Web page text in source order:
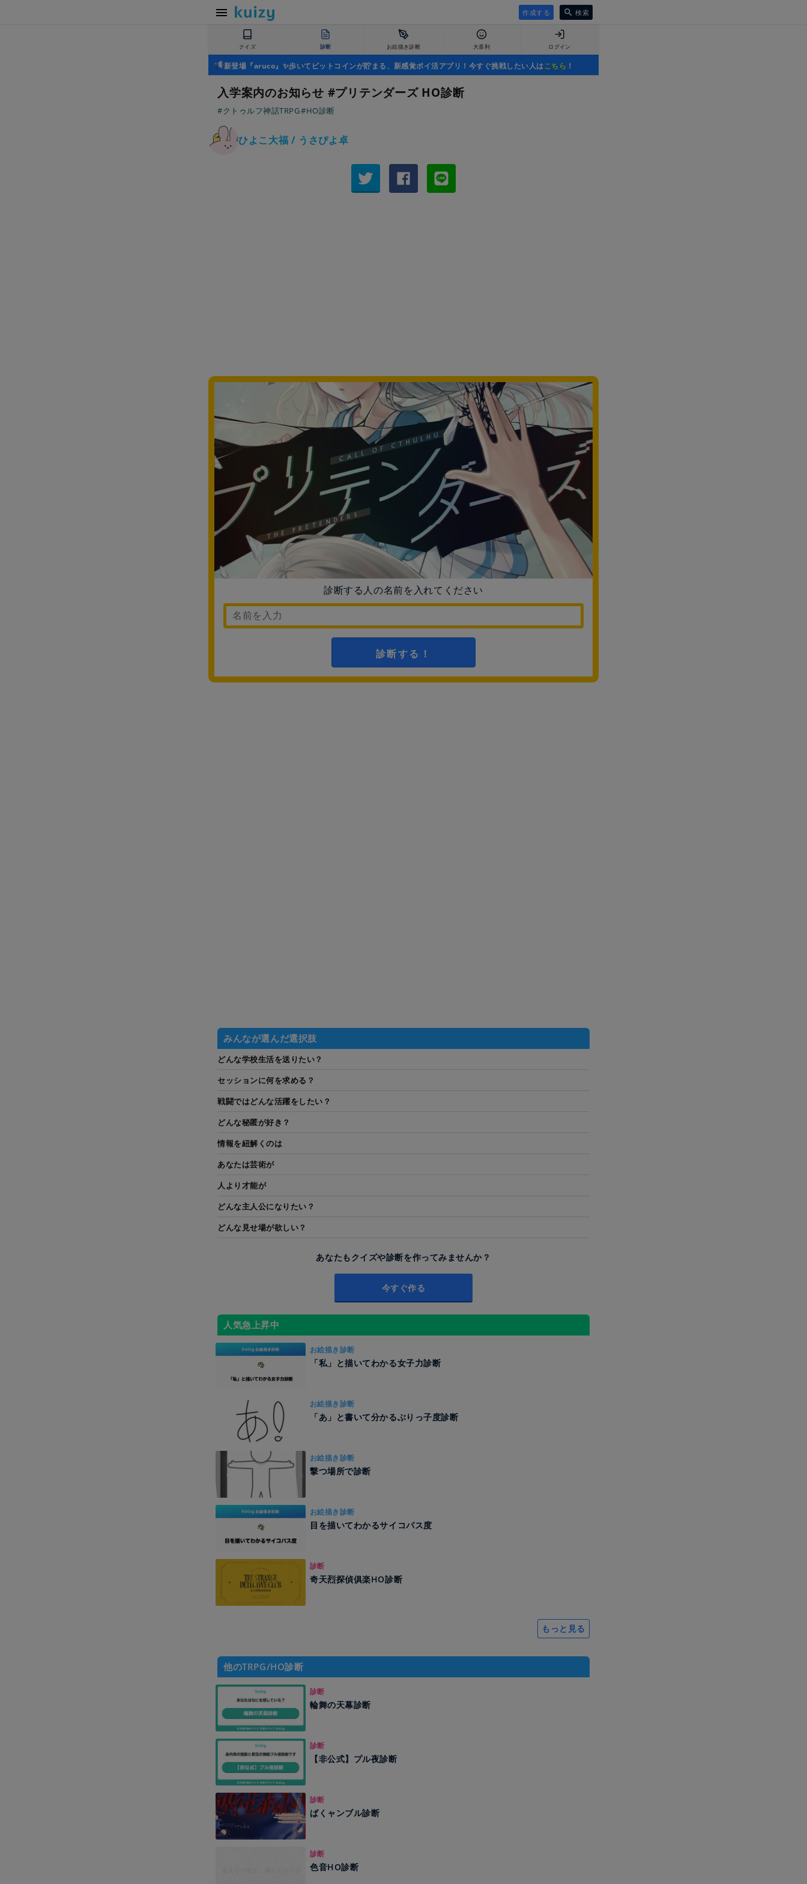
作成する 検索
クイズ 診断 お絵描き診断 大喜利 ログイン
新登場『aruco』✨歩いてビットコインが貯まる、新感覚ポイ活アプリ！今すぐ挑戦したい人はこちら ！
入学案内のお知らせ #プリテンダーズ HO診断
#クトゥルフ神話TRPG#HO診断
ひよこ大福 / うさぴよ卓
診断する人の名前を入れてください
診断する！
みんなが選んだ選択肢
どんな学校生活を送りたい？
セッションに何を求める？
戦闘ではどんな活躍をしたい？
どんな秘匿が好き？
情報を紐解くのは
あなたは芸術が
人より才能が
どんな主人公になりたい？
どんな見せ場が欲しい？
あなたもクイズや診断を作ってみませんか？
今すぐ作る
人気急上昇中
お絵描き診断
「私」と描いてわかる女子力診断
お絵描き診断
「あ」と書いて分かるぶりっ子度診断
お絵描き診断
撃つ場所で診断
お絵描き診断
目を描いてわかるサイコパス度
診断
奇天烈探偵俱楽HO診断
もっと見る
他のTRPG/HO診断
診断
輪舞の天幕診断
診断
【非公式】プル夜診断
診断
ばくャンブル診断
診断
色音HO診断